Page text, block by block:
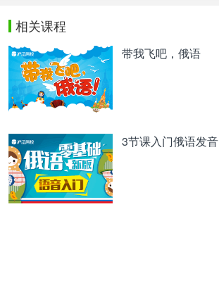
相关课程
带我飞吧，俄语
3节课入门俄语发音